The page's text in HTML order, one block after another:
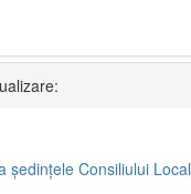
şedinţele Consiliului Local